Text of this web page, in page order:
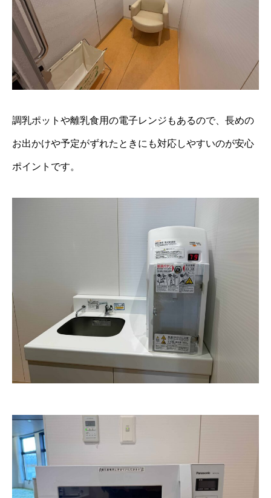
調乳ポットや離乳食用の電子レンジもあるので、長めの
お出かけや予定がずれたときにも対応しやすいのが安心
ポイントです。